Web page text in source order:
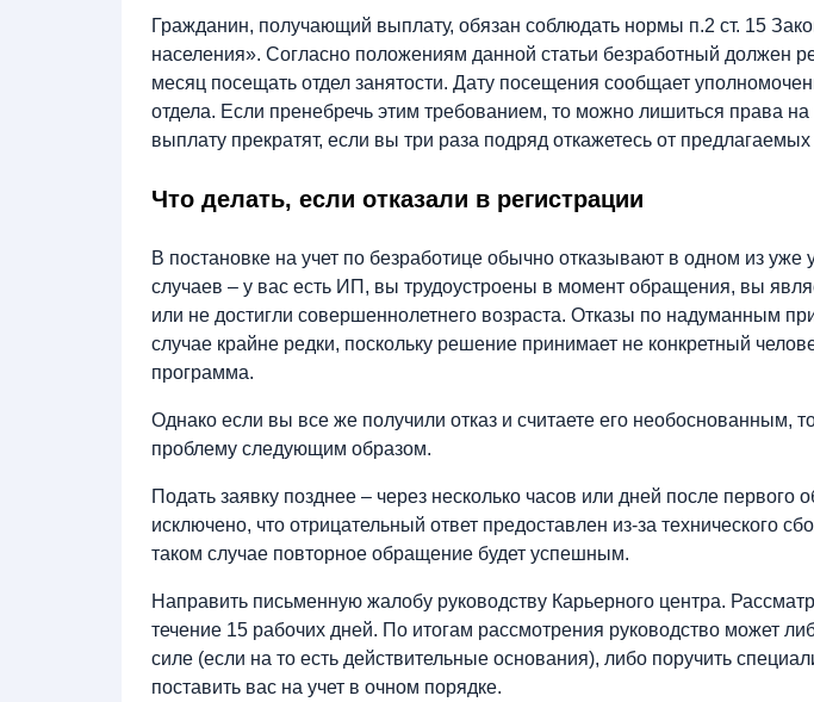
Гражданин, получающий выплату, обязан соблюдать нормы п.2 ст. 15
населения». Согласно положениям данной статьи безработный должен
месяц посещать отдел занятости. Дату посещения сообщает
отдела. Если пренебречь этим требованием, то можно лишиться права
выплату прекратят, если вы три раза подряд откажетесь от предлагаемых
Что делать, если отказали в регистрации
В постановке на учет по безработице обычно отказывают в одном из уже
случаев – у вас есть ИП, вы трудоустроены в момент обращения, вы
или не достигли совершеннолетнего возраста. Отказы по надуманным
случае крайне редки, поскольку решение принимает не конкретный
программа.
Однако если вы все же получили отказ и считаете его необоснованным,
проблему следующим образом.
Подать заявку позднее – через несколько часов или дней после первого
исключено, что отрицательный ответ предоставлен из-за технического
таком случае повторное обращение будет успешным.
Направить письменную жалобу руководству Карьерного центра.
течение 15 рабочих дней. По итогам рассмотрения руководство может
силе (если на то есть действительные основания), либо поручить
поставить вас на учет в очном порядке.